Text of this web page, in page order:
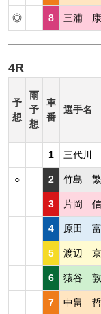
◎ 8 三浦
4R
予
想
雨
予
想
車
番
選手名
1 三代川
○ 2 竹島
3 片岡
4 原田
5 渡辺 京
6 猿谷 敦
7 中畠